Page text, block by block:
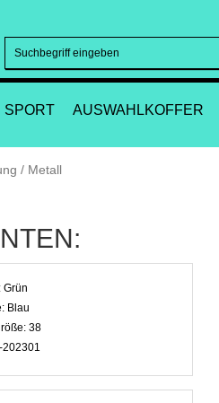
SPORT AUSWAHLKOFFER
Grün
Blau
38